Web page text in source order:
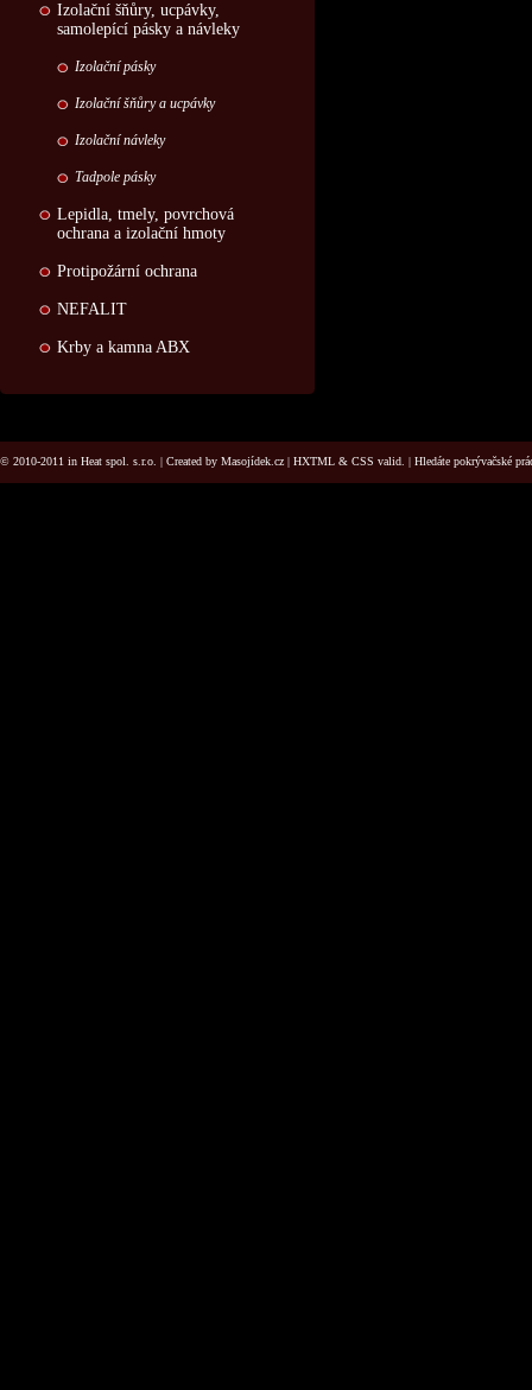
Izolační šňůry, ucpávky,
samolepící pásky a návleky
Izolační pásky
Izolační šňůry a ucpávky
Izolační návleky
Tadpole pásky
Lepidla, tmely, povrchová
ochrana a izolační hmoty
Protipožární ochrana
NEFALIT
Krby a kamna ABX
© 2010-2011 in Heat spol. s.r.o. | Created by Masojídek.cz | HXTML & CSS valid. | Hledáte pokrývačské